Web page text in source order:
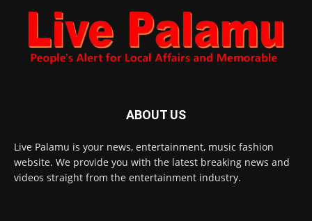
ABOUT US
Live Palamu is your news, entertainment, music fashion
website. We provide you with the latest breaking news and
videos straight from the entertainment industry.